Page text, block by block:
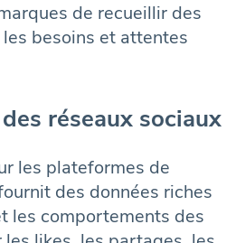
de recueillir des
besoins et attentes
réseaux sociaux
les plateformes de
des données riches
les comportements des